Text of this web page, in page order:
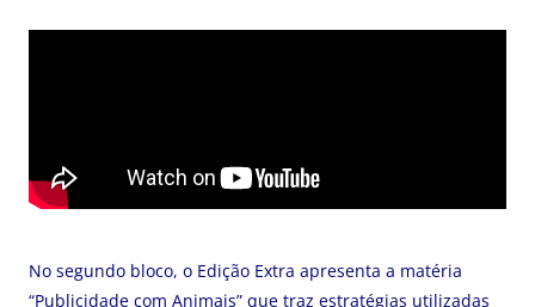
No segundo bloco, o Edição Extra apresenta a matéria
“Publicidade com Animais” que traz estratégias utilizadas